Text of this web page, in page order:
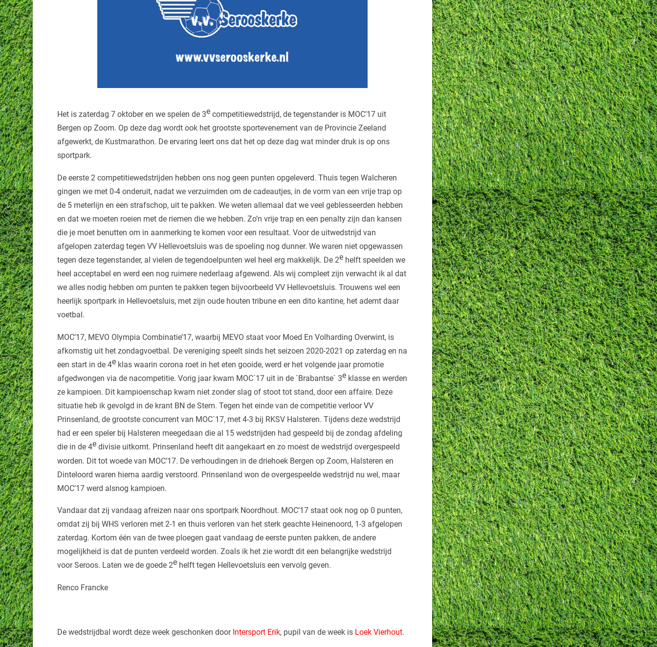
Het is zaterdag 7 oktober en we spelen de 3e competitiewedstrijd, de tegenstander is MOC’17 uit
Bergen op Zoom. Op deze dag wordt ook het grootste sportevenement van de Provincie Zeeland
afgewerkt, de Kustmarathon. De ervaring leert ons dat het op deze dag wat minder druk is op ons
sportpark.
De eerste 2 competitiewedstrijden hebben ons nog geen punten opgeleverd. Thuis tegen Walcheren
gingen we met 0-4 onderuit, nadat we verzuimden om de cadeautjes, in de vorm van een vrije trap op
de 5 meterlijn en een strafschop, uit te pakken. We weten allemaal dat we veel geblesseerden hebben
en dat we moeten roeien met de riemen die we hebben. Zo’n vrije trap en een penalty zijn dan kansen
die je moet benutten om in aanmerking te komen voor een resultaat. Voor de uitwedstrijd van
afgelopen zaterdag tegen VV Hellevoetsluis was de spoeling nog dunner. We waren niet opgewassen
tegen deze tegenstander, al vielen de tegendoelpunten wel heel erg makkelijk. De 2e helft speelden we
heel acceptabel en werd een nog ruimere nederlaag afgewend. Als wij compleet zijn verwacht ik al dat
we alles nodig hebben om punten te pakken tegen bijvoorbeeld VV Hellevoetsluis. Trouwens wel een
heerlijk sportpark in Hellevoetsluis, met zijn oude houten tribune en een dito kantine, het ademt daar
voetbal.
MOC’17, MEVO Olympia Combinatie’17, waarbij MEVO staat voor Moed En Volharding Overwint, is
afkomstig uit het zondagvoetbal. De vereniging speelt sinds het seizoen 2020-2021 op zaterdag en na
een start in de 4e klas waarin corona roet in het eten gooide, werd er het volgende jaar promotie
afgedwongen via de nacompetitie. Vorig jaar kwam MOC´17 uit in de `Brabantse` 3e klasse en werden
ze kampioen. Dit kampioenschap kwam niet zonder slag of stoot tot stand, door een affaire. Deze
situatie heb ik gevolgd in de krant BN de Stem. Tegen het einde van de competitie verloor VV
Prinsenland, de grootste concurrent van MOC´17, met 4-3 bij RKSV Halsteren. Tijdens deze wedstrijd
had er een speler bij Halsteren meegedaan die al 15 wedstrijden had gespeeld bij de zondag afdeling
die in de 4e divisie uitkomt. Prinsenland heeft dit aangekaart en zo moest de wedstrijd overgespeeld
worden. Dit tot woede van MOC’17. De verhoudingen in de driehoek Bergen op Zoom, Halsteren en
Dinteloord waren hierna aardig verstoord. Prinsenland won de overgespeelde wedstrijd nu wel, maar
MOC’17 werd alsnog kampioen.
Vandaar dat zij vandaag afreizen naar ons sportpark Noordhout. MOC’17 staat ook nog op 0 punten,
omdat zij bij WHS verloren met 2-1 en thuis verloren van het sterk geachte Heinenoord, 1-3 afgelopen
zaterdag. Kortom één van de twee ploegen gaat vandaag de eerste punten pakken, de andere
mogelijkheid is dat de punten verdeeld worden. Zoals ik het zie wordt dit een belangrijke wedstrijd
voor Seroos. Laten we de goede 2e helft tegen Hellevoetsluis een vervolg geven.
Renco Francke
De wedstrijdbal wordt deze week geschonken door Intersport Erik, pupil van de week is Loek Vierhout.